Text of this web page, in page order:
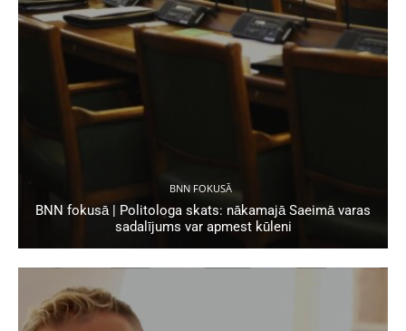
BNN FOKUSĀ
BNN fokusā | Politologa skats: nākamajā Saeimā varas
sadalījums var apmest kūleni